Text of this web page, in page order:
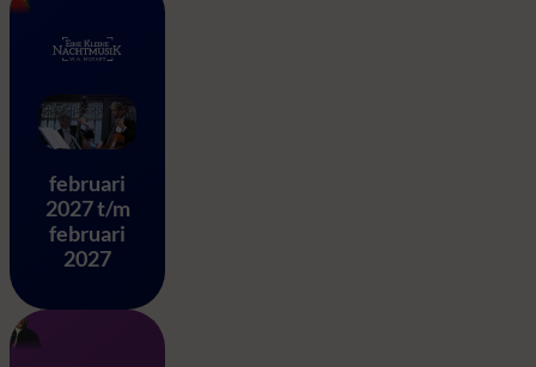
Eine Kleine Nachtmusik –
februari
2027 t/m
februari
2027